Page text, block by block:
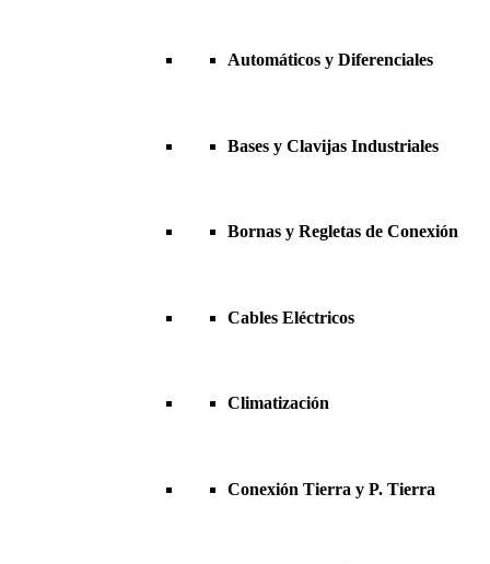
Automáticos y Diferenciales
Bases y Clavijas Industriales
Bornas y Regletas de Conexión
Cables Eléctricos
Climatización
Conexión Tierra y P. Tierra